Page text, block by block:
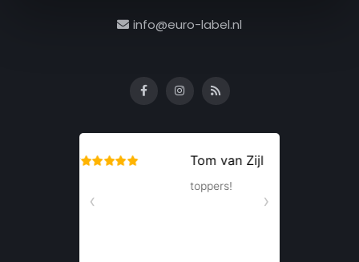
info@euro-label.nl